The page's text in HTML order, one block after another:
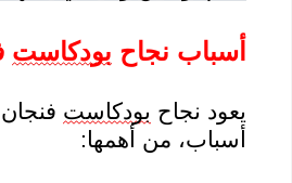
أسباب نجاح بودكاست
يعود نجاح بودكاست
أسباب، من أهمها: